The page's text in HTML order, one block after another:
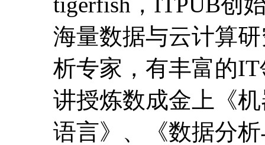
语言》、《数据分
台》等多门受欢迎
成整个授课工作。
老师其他课程